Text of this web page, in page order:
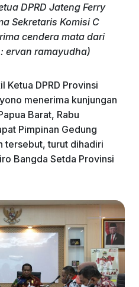
e
gr
a
ai
l
ar
e
DPRD Jateng Ferry
Sekretaris Komisi C
cendera mata dari
ervan ramayudha)
Ketua DPRD Provinsi
menerima kunjungan
Barat, Rabu
Pimpinan Gedung
tersebut, turut dihadiri
Bangda Setda Provinsi